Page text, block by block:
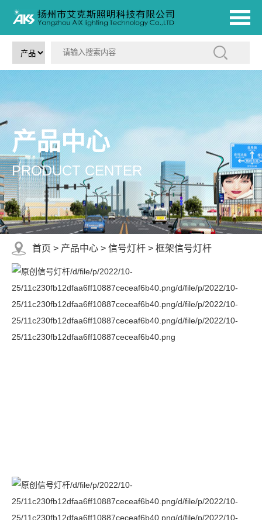
产品中心
PRODUCT CENTER
首页 > 产品中心 > 信号灯杆 > 框架信号灯杆